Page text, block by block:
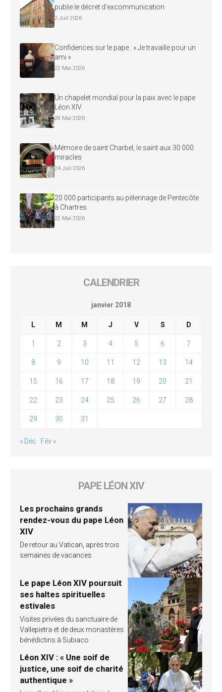
publie le décret d’excommunication
2 Juil 2026
Confidences sur le pape : « Je travaille pour un
ami »
22 Mai 2026
Un chapelet mondial pour la paix avec le pape
Léon XIV
28 Mai 2026
Mémoire de saint Charbel, le saint aux 30 000
miracles
24 Juil 2026
20 000 participants au pèlerinage de Pentecôte
à Chartres
22 Mai 2026
CALENDRIER
janvier 2018
L M M J V S D
1 2 3 4 5 6 7
8 9 10 11 12 13 14
15 16 17 18 19 20 21
22 23 24 25 26 27 28
29 30 31
« Déc Fév »
PAPE LÉON XIV
Les prochains grands
rendez-vous du pape Léon
XIV
De retour au Vatican, après trois
semaines de vacances
Le pape Léon XIV poursuit
ses haltes spirituelles
estivales
Visites privées du sanctuaire de
Vallepietra et de deux monastères
bénédictins à Subiaco
Léon XIV : « Une soif de
justice, une soif de charité
authentique »